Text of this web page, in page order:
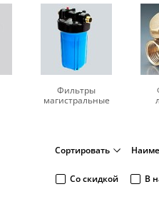
Фильтры
магистральные
Сортировать
Со скидкой В